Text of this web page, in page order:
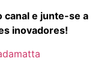
canal e junte-se a
inovadores!